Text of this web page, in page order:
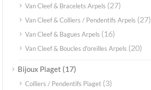
Van Cleef & Bracelets Arpels (27)
Van Cleef & Colliers / Pendentifs Arpels (27)
Van Cleef & Bagues Arpels (16)
Van Cleef & Boucles d'oreilles Arpels (20)
Bijoux Piaget (17)
Colliers / Pendentifs Piaget (3)